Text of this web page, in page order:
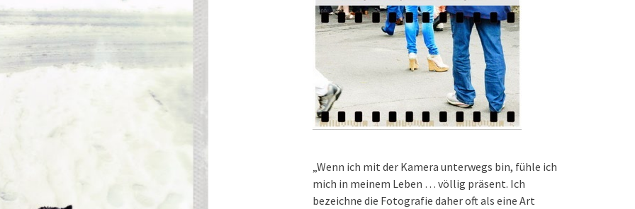
„Wenn ich mit der Kamera unterwegs bin, fühle ich
mich in meinem Leben … völlig präsent. Ich
bezeichne die Fotografie daher oft als eine Art